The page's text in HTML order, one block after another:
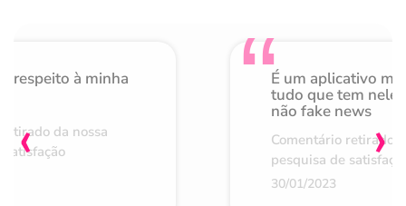
respeito à minha
da nossa
É um aplicativo
tudo que tem nele
não fake news
Comentário retirado
pesquisa de
30/01/2023
‹ ›